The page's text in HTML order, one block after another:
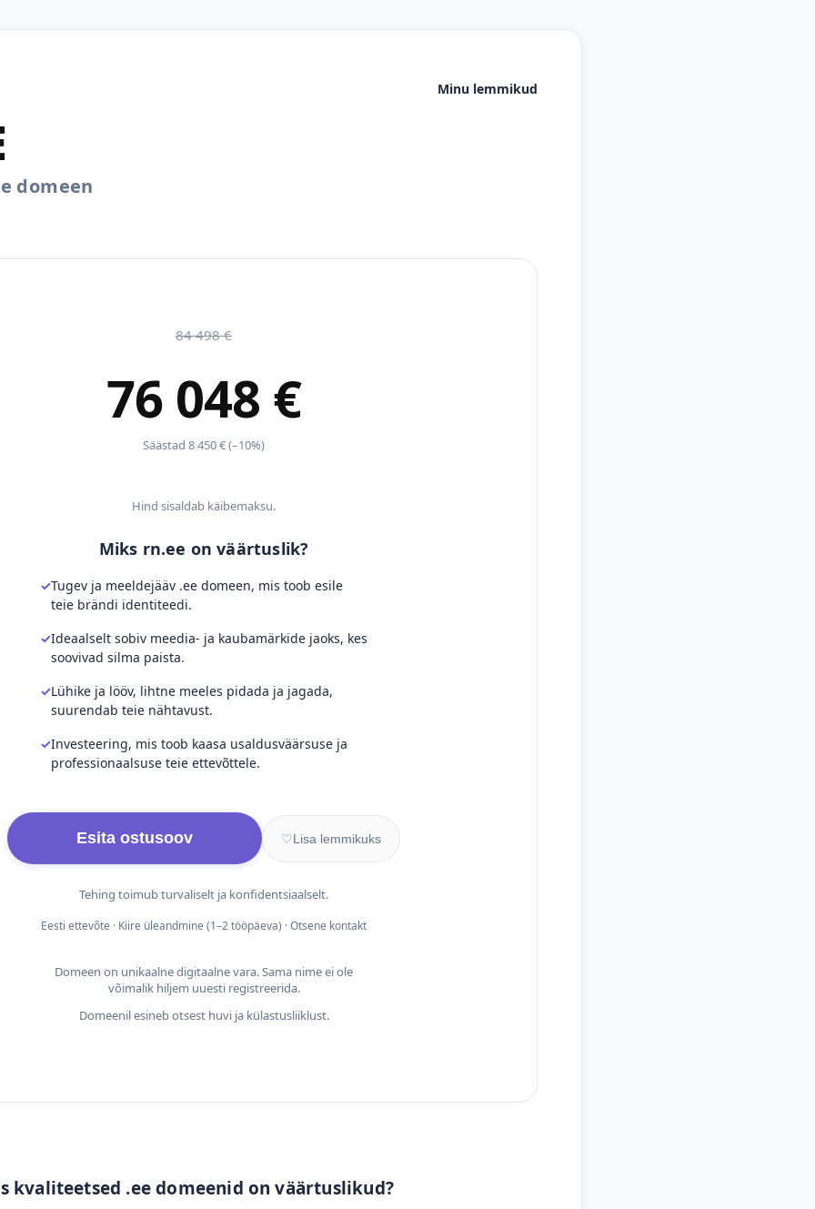
Minu lemmikud
domeen
84 498 €
76 048 €
Säästad 8 450 € (–10%)
Hind sisaldab käibemaksu.
Miks rn.ee on väärtuslik?
Tugev ja meeldejääv .ee domeen, mis toob esile
teie brändi identiteedi.
Ideaalselt sobiv meedia- ja kaubamärkide jaoks, kes
soovivad silma paista.
Lühike ja lööv, lihtne meeles pidada ja jagada,
suurendab teie nähtavust.
Investeering, mis toob kaasa usaldusväärsuse ja
professionaalsuse teie ettevõttele.
Esita ostusoov ♡Lisa lemmikuks
Tehing toimub turvaliselt ja konfidentsiaalselt.
Eesti ettevõte · Kiire üleandmine (1–2 tööpäeva) · Otsene kontakt
Domeen on unikaalne digitaalne vara. Sama nime ei ole
võimalik hiljem uuesti registreerida.
Domeenil esineb otsest huvi ja külastusliiklust.
kvaliteetsed .ee domeenid on väärtuslikud?